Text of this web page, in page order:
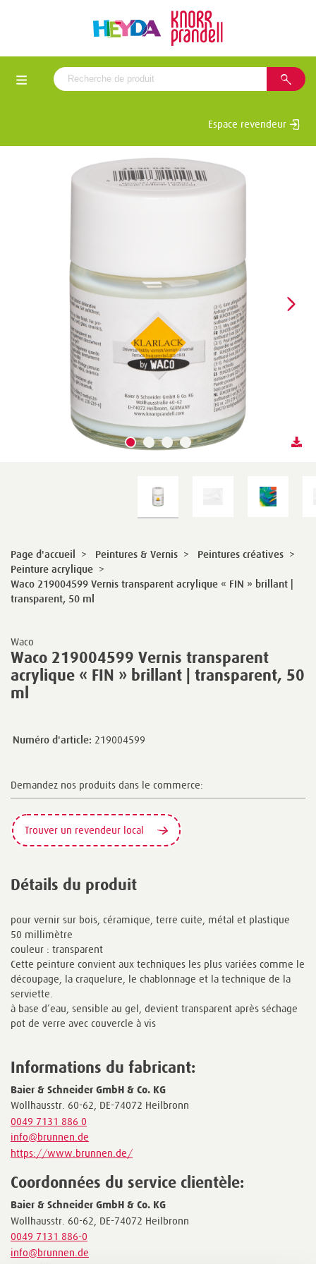
Espace revendeur
Waco
Waco 219004599 Vernis transparent
acrylique « FIN » brillant | transparent, 50
ml
Page d'accueil > Peintures & Vernis > Peintures créatives >
Peinture acrylique >
Waco 219004599 Vernis transparent acrylique « FIN » brillant |
transparent, 50 ml
Numéro d'article: 219004599
Demandez nos produits dans le commerce:
Trouver un revendeur local
Détails du produit
pour vernir sur bois, céramique, terre cuite, métal et plastique
50 millimètre
couleur : transparent
Cette peinture convient aux techniques les plus variées comme le
découpage, la craquelure, le chablonnage et la technique de la
serviette.
à base d’eau, sensible au gel, devient transparent après séchage
pot de verre avec couvercle à vis
Informations du fabricant:
Baier & Schneider GmbH & Co. KG
Wollhausstr. 60-62, DE-74072 Heilbronn
0049 7131 886 0
info@brunnen.de
https://www.brunnen.de/
Coordonnées du service clientèle:
Baier & Schneider GmbH & Co. KG
Wollhausstr. 60-62, DE-74072 Heilbronn
0049 7131 886-0
info@brunnen.de